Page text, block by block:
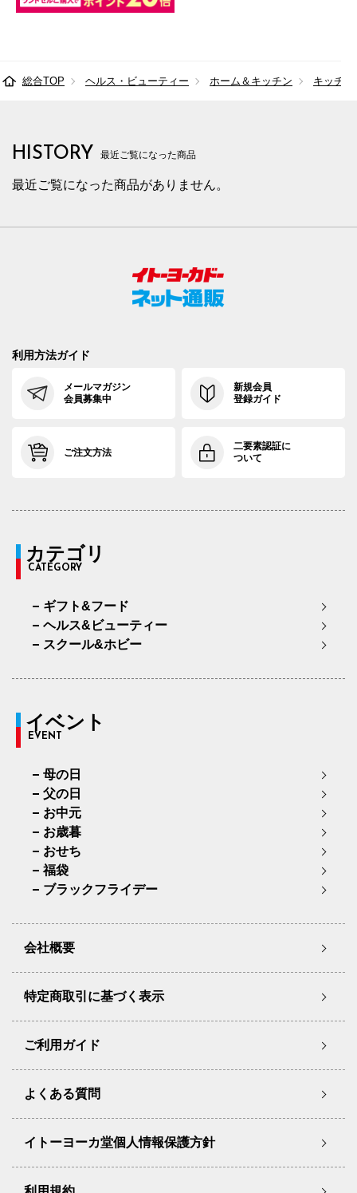
総合TOP ヘルス・ビューティー ホーム＆キッチン キッチン
HISTORY 最近ご覧になった商品
最近ご覧になった商品がありません。
利用方法ガイド
メールマガジン
会員募集中
新規会員
登録ガイド
ご注文方法
二要素認証に
ついて
カテゴリ
CATEGORY
ギフト&フード
ヘルス&ビューティー
スクール&ホビー
イベント
EVENT
母の日
父の日
お中元
お歳暮
おせち
福袋
ブラックフライデー
会社概要
特定商取引に基づく表示
ご利用ガイド
よくある質問
イトーヨーカ堂個人情報保護方針